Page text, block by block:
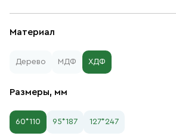
Материал
Дерево МДФ ХДФ
Размеры, мм
60*110 95*187 127*247